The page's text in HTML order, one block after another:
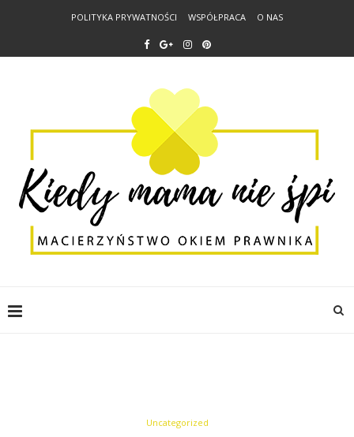
POLITYKA PRYWATNOŚCI WSPÓŁPRACA O NAS
Uncategorized